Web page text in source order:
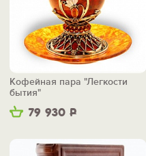
79 930 Р
Кофейная пара "Легкости
бытия"